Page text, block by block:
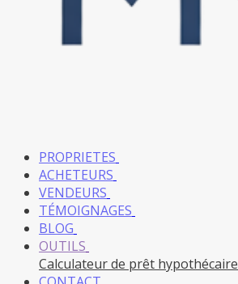
PROPRIETES
ACHETEURS
VENDEURS
TÉMOIGNAGES
BLOG
OUTILS
Calculateur de prêt hypothécaire